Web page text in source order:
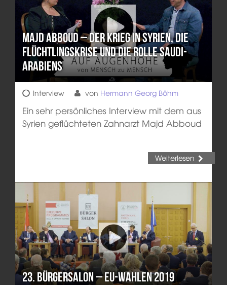
Majd Abboud – Der Krieg in Syrien, die
Flüchtlingskrise und die Rolle Saudi-
Arabiens
Interview von Hermann Georg Böhm
Ein sehr persönliches Interview mit dem aus
Syrien geflüchteten Zahnarzt Majd Abboud
Weiterlesen
23. Bürgersalon – EU-Wahlen 2019